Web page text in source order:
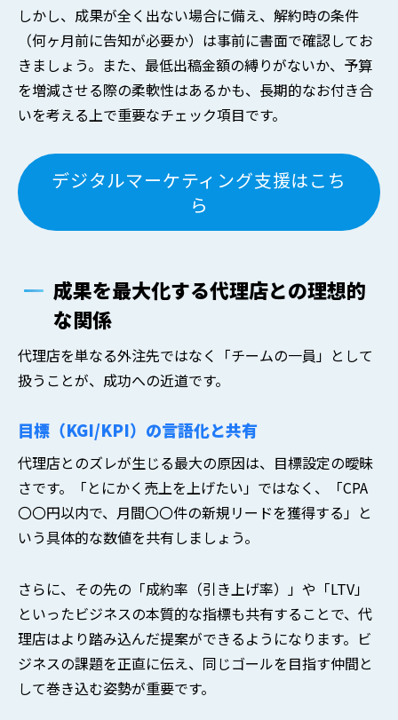
しかし、成果が全く出ない場合に備え、解約時の条件
（何ヶ月前に告知が必要か）は事前に書面で確認してお
きましょう。また、最低出稿金額の縛りがないか、予算
を増減させる際の柔軟性はあるかも、長期的なお付き合
いを考える上で重要なチェック項目です。
デジタルマーケティング支援はこち
ら
成果を最大化する代理店との理想的
な関係
代理店を単なる外注先ではなく「チームの一員」として
扱うことが、成功への近道です。
目標（KGI/KPI）の言語化と共有
代理店とのズレが生じる最大の原因は、目標設定の曖昧
さです。「とにかく売上を上げたい」ではなく、「CPA
〇〇円以内で、月間〇〇件の新規リードを獲得する」と
いう具体的な数値を共有しましょう。
さらに、その先の「成約率（引き上げ率）」や「LTV」
といったビジネスの本質的な指標も共有することで、代
理店はより踏み込んだ提案ができるようになります。ビ
ジネスの課題を正直に伝え、同じゴールを目指す仲間と
して巻き込む姿勢が重要です。